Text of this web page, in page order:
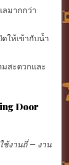
ลมากกว่า
ดให้เข้ากับน้ำ
สะดวกและ
Door
งานถี่ — งาน